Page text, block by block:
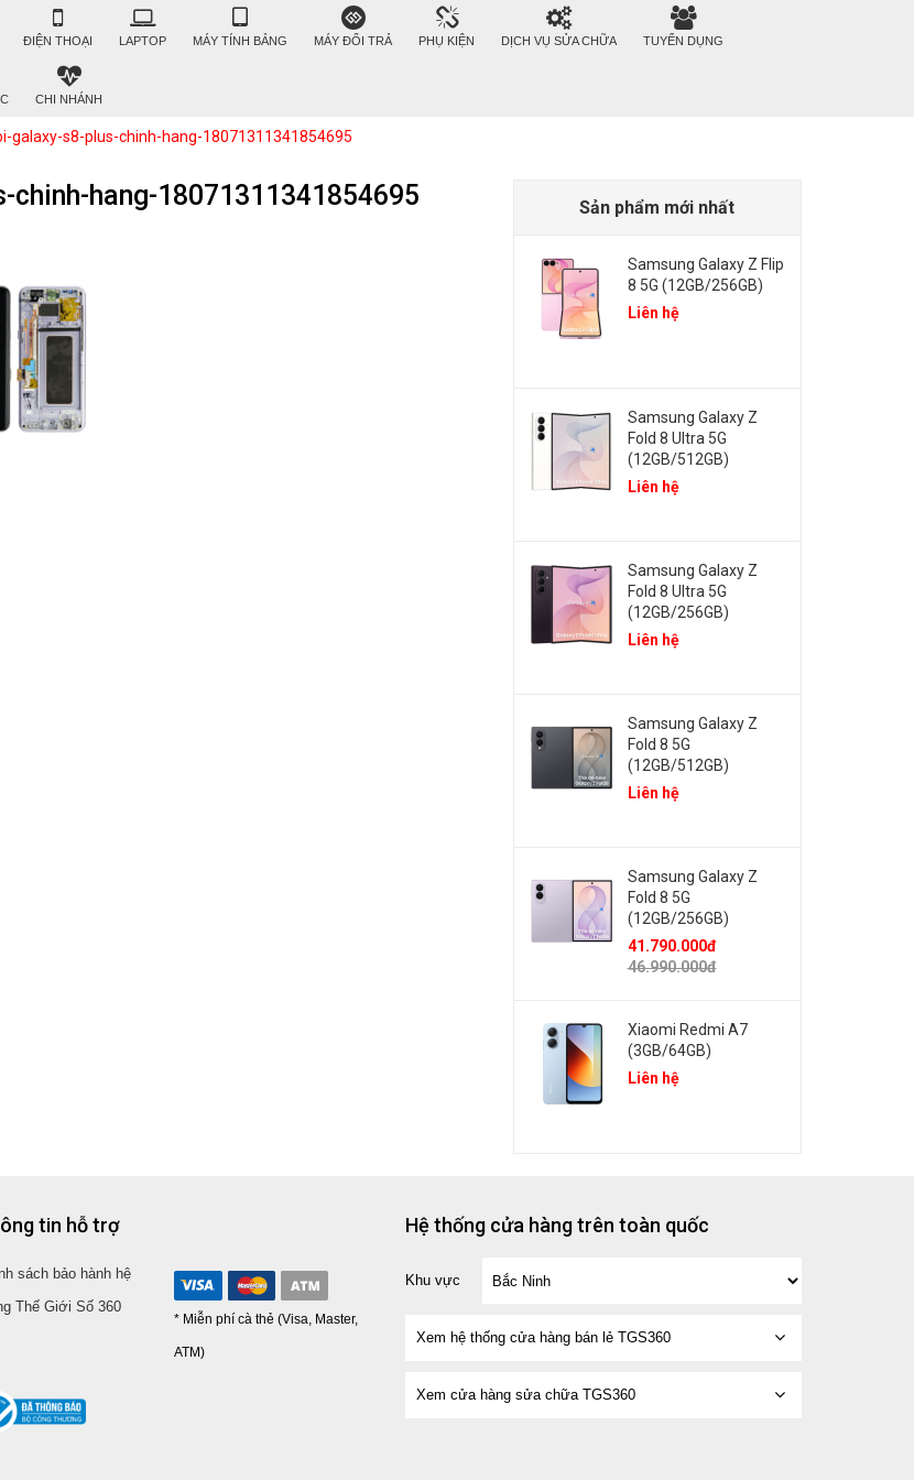
ĐIỆN THOẠI LAPTOP MÁY TÍNH BẢNG MÁY ĐỔI TRẢ PHỤ KIỆN DỊCH VỤ SỬA CHỮA TUYỂN DỤNG
CHI NHÁNH
galaxy-s8-plus-chinh-hang-18071311341854695
hang-18071311341854695 Sản phẩm mới nhất
Samsung Galaxy Z Flip
8 5G (12GB/256GB)
Liên hệ
Samsung Galaxy Z
Fold 8 Ultra 5G
(12GB/512GB)
Liên hệ
Samsung Galaxy Z
Fold 8 Ultra 5G
(12GB/256GB)
Liên hệ
Samsung Galaxy Z
Fold 8 5G
(12GB/512GB)
Liên hệ
Samsung Galaxy Z
Fold 8 5G
(12GB/256GB)
41.790.000đ
46.990.000đ
Xiaomi Redmi A7
(3GB/64GB)
Liên hệ
tin hỗ trợ
sách bảo hành hệ
Thế Giới Số 360
* Miễn phí cà thẻ (Visa, Master,
ATM)
Hệ thống cửa hàng trên toàn quốc
Khu vực
Xem hệ thống cửa hàng bán lẻ TGS360
Xem cửa hàng sửa chữa TGS360